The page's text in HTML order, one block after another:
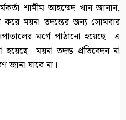
শামীম আহম্মেদ খান জানান,
করে ময়না তদন্তের জন্য সোমবার
মর্গে পাঠানো হয়েছে। এ
ময়না তদন্ত প্রতিবেদন না
জানা যাবে না।